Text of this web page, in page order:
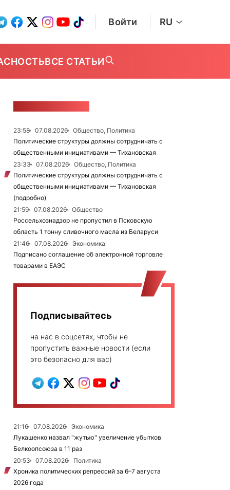
Войти RU
ВСЕ СТАТЬИ
23:58 07.08.2026
Общество, Политика
Политические структуры должны сотрудничать с
общественными инициативами — Тихановская
23:33
07.08.2026
Общество, Политика
Политические структуры должны сотрудничать с
общественными инициативами — Тихановская
(подробно)
21:59
07.08.2026
Общество
Россельхознадзор не пропустил в Псковскую
область 1 тонну сливочного масла из Беларуси
21:46
07.08.2026
Экономика
Подписано соглашение об электронной торговле
товарами в ЕАЭС
Подписывайтесь
на нас в соцсетях, чтобы не
пропустить важные новости (если
это безопасно для вас)
21:16 07.08.2026
Экономика
Лукашенко назвал "жутью" увеличение убытков
Белкоопсоюза в 11 раз
20:53
07.08.2026
Политика
Хроника политических репрессий за 6–7 августа
2026 года